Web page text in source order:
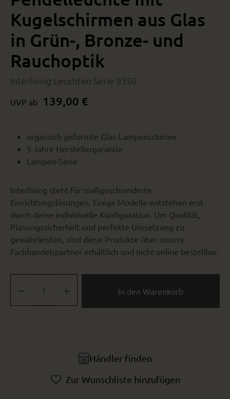
Kugelschirmen aus Glas
in Grün-, Bronze- und
Rauchoptik
Interliving Leuchten Serie 9350
UVP ab 139,00 €
organisch geformte Glas-Lampenschirme
5 Jahre Herstellergarantie
Lampen-Serie
Interliving steht für maßgeschneiderte
Einrichtungslösungen. Einige Modelle entstehen erst
durch deine individuelle Konfiguration. Um Qualität,
Planungssicherheit und perfekte Umsetzung zu
gewährleisten, sind diese Produkte über unsere
Fachhandelspartner erhältlich und nicht online bestellbar.
In den Warenkorb
Händler finden
Zur Wunschliste hinzufügen